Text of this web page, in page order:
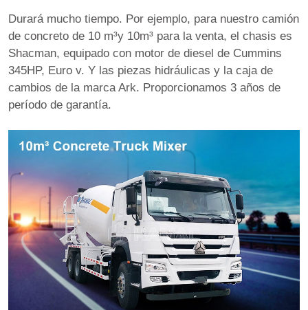
Durará mucho tiempo. Por ejemplo, para nuestro camión
de concreto de 10 m³y 10m³ para la venta, el chasis es
Shacman, equipado con motor de diesel de Cummins
345HP, Euro v. Y las piezas hidráulicas y la caja de
cambios de la marca Ark. Proporcionamos 3 años de
período de garantía.